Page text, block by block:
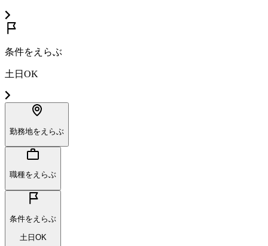
条件をえらぶ
土日OK
勤務地をえらぶ
職種をえらぶ
条件をえらぶ
土日OK